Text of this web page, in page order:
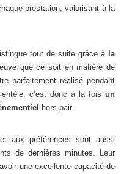
prestation, valorisant à la
tout de suite grâce à la
que ce soit en matière de
parfaitement réalisé pendant
c’est donc à la fois un
hors-pair.
aux préférences sont aussi
de dernières minutes. Leur
une excellente capacité de